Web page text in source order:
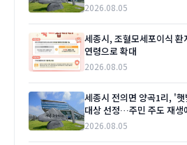
2026.08.05
세종시, 조혈모세포이식 환
연령으로 확대
2026.08.05
세종시 전의면 양곡1리, '
대상 선정…주민 주도 재생
2026.08.05